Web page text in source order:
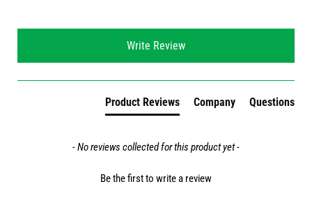
Write Review
Product Reviews Company Questions
- No reviews collected for this product yet -
Be the first to write a review